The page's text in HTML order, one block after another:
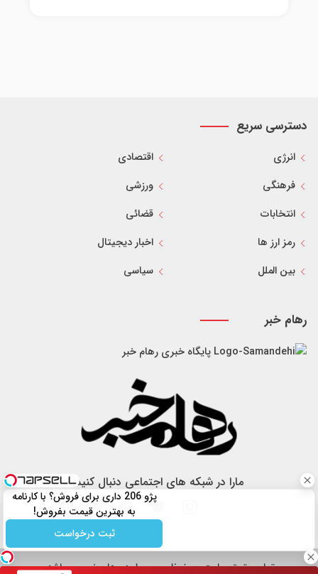
دسترسی سریع
انرژی
اقتصادی
فرهنگی
ورزشی
انتخابات
قضائی
رمز ارز ها
اخبار دیجیتال
بین الملل
سیاسی
رهام خبر
پایگاه خبری رهام خبر
مارا در شبکه های اجتماعی دنبال کنید
تمام حقوق سایت محفوظ و مربوط به رهام خبر می باشد.
پژو 206 داری برای فروش؟ با کارنامه
به بهترین قیمت بفروش!
ثبت درخواست